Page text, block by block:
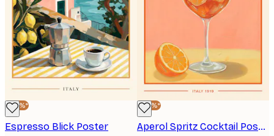
-40%*
Espresso Blick Poster
-40%*
Aperol Spritz Cocktail Poster